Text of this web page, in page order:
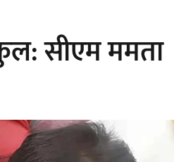
सीएम ममता